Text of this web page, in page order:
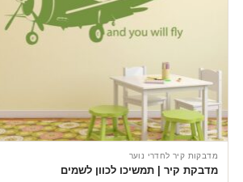
מדבקות קיר לחדרי נוער
מדבקת קיר | תמשיכו לכוון לשמים